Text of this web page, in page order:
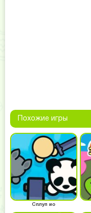
Похожие игры
Сплуп ио